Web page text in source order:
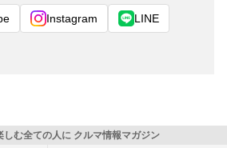
Instagram LINE
しむ全ての人に クルマ情報マガジン